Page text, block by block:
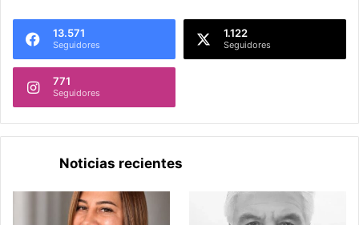
13.571
Seguidores
1.122
Seguidores
771
Seguidores
Noticias recientes